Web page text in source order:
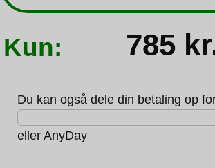
Kun: 785
Du kan også dele din betaling op
eller AnyDay